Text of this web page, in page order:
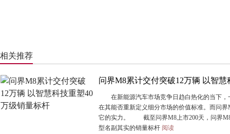
相关推荐
问界M8累计交付突破12万辆 以智
在新能源汽车市场竞争日趋白热化的当下，
在其能否重新定义细分市场的价值标准。而问
它的实力。 截至问界M8上市200天，问界M8
型名副其实的销量标杆 阅读